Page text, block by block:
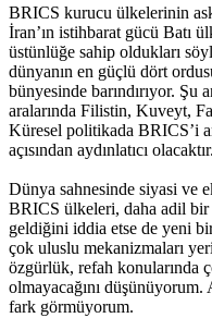
BRICS kurucu ülkelerinin
İran’ın istihbarat gücü Batı
üstünlüğe sahip oldukları
dünyanın en güçlü dört
bünyesinde barındırıyor.
aralarında Filistin, Kuveyt,
Küresel politikada BRICS’i
açısından aydınlatıcı olacaktır.
Dünya sahnesinde siyasi ve
BRICS ülkeleri, daha adil
geldiğini iddia etse de yeni
çok uluslu mekanizmaları
özgürlük, refah konularında
olmayacağını
fark görmüyorum.